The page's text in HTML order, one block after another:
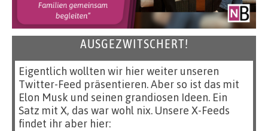
AUSGEZWITSCHERT!
Eigentlich wollten wir hier weiter unseren
Twitter-Feed präsentieren. Aber so ist das mit
Elon Musk und seinen grandiosen Ideen. Ein
Satz mit X, das war wohl nix. Unsere X-Feeds
findet ihr aber hier: